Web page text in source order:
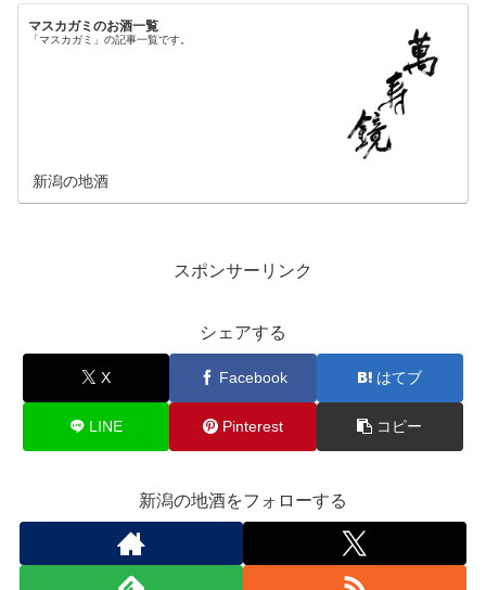
マスカガミのお酒一覧
「マスカガミ」の記事一覧です。
新潟の地酒
スポンサーリンク
シェアする
X Facebook はてブ
LINE Pinterest コピー
新潟の地酒をフォローする